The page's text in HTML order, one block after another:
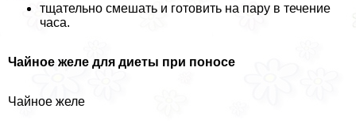
тщательно смешать и готовить на пару в течение
часа.
Чайное желе для диеты при поносе
Чайное желе